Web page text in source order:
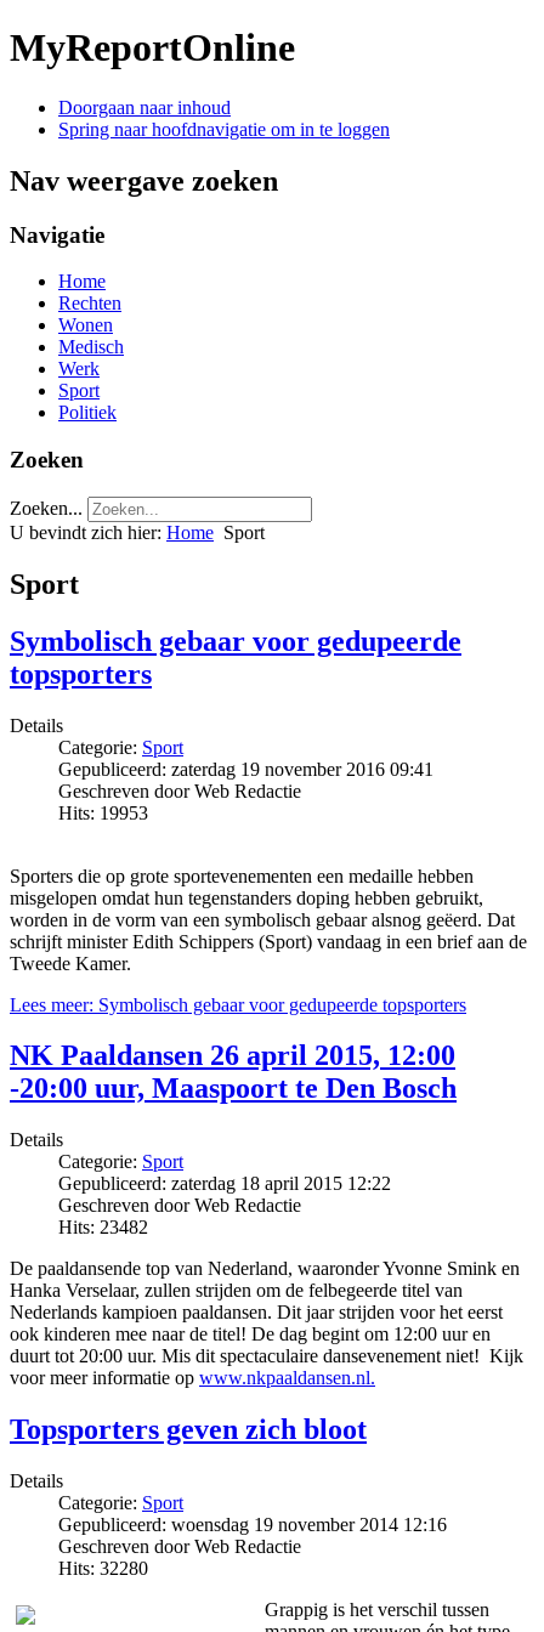
MyReportOnline
Doorgaan naar inhoud
Spring naar hoofdnavigatie om in te loggen
Nav weergave zoeken
Navigatie
Home
Rechten
Wonen
Medisch
Werk
Sport
Politiek
Zoeken
Zoeken...
U bevindt zich hier: Home Sport
Sport
Symbolisch gebaar voor gedupeerde
topsporters
Details
Categorie: Sport
Gepubliceerd: zaterdag 19 november 2016 09:41
Geschreven door Web Redactie
Hits: 19953
Sporters die op grote sportevenementen een medaille hebben
misgelopen omdat hun tegenstanders doping hebben gebruikt,
worden in de vorm van een symbolisch gebaar alsnog geëerd. Dat
schrijft minister Edith Schippers (Sport) vandaag in een brief aan de
Tweede Kamer.
Lees meer: Symbolisch gebaar voor gedupeerde topsporters
NK Paaldansen 26 april 2015, 12:00
-20:00 uur, Maaspoort te Den Bosch
Details
Categorie: Sport
Gepubliceerd: zaterdag 18 april 2015 12:22
Geschreven door Web Redactie
Hits: 23482
De paaldansende top van Nederland, waaronder Yvonne Smink en
Hanka Verselaar, zullen strijden om de felbegeerde titel van
Nederlands kampioen paaldansen. Dit jaar strijden voor het eerst
ook kinderen mee naar de titel! De dag begint om 12:00 uur en
duurt tot 20:00 uur. Mis dit spectaculaire dansevenement niet! Kijk
voor meer informatie op www.nkpaaldansen.nl.
Topsporters geven zich bloot
Details
Categorie: Sport
Gepubliceerd: woensdag 19 november 2014 12:16
Geschreven door Web Redactie
Hits: 32280
Grappig is het verschil tussen